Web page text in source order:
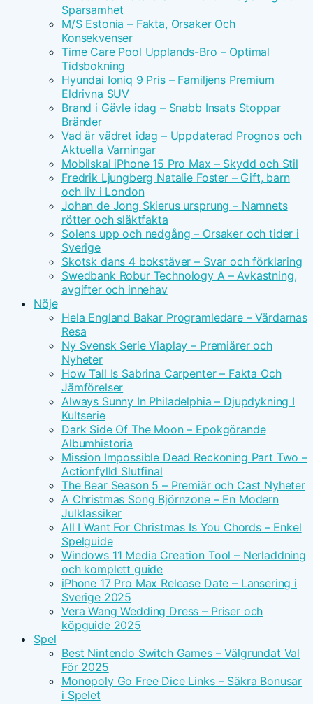
Sparsamhet
M/S Estonia – Fakta, Orsaker Och
Konsekvenser
Time Care Pool Upplands-Bro – Optimal
Tidsbokning
Hyundai Ioniq 9 Pris – Familjens Premium
Eldrivna SUV
Brand i Gävle idag – Snabb Insats Stoppar
Bränder
Vad är vädret idag – Uppdaterad Prognos och
Aktuella Varningar
Mobilskal iPhone 15 Pro Max – Skydd och Stil
Fredrik Ljungberg Natalie Foster – Gift, barn
och liv i London
Johan de Jong Skierus ursprung – Namnets
rötter och släktfakta
Solens upp och nedgång – Orsaker och tider i
Sverige
Skotsk dans 4 bokstäver – Svar och förklaring
Swedbank Robur Technology A – Avkastning,
avgifter och innehav
Nöje
Hela England Bakar Programledare – Värdarnas
Resa
Ny Svensk Serie Viaplay – Premiärer och
Nyheter
How Tall Is Sabrina Carpenter – Fakta Och
Jämförelser
Always Sunny In Philadelphia – Djupdykning I
Kultserie
Dark Side Of The Moon – Epokgörande
Albumhistoria
Mission Impossible Dead Reckoning Part Two –
Actionfylld Slutfinal
The Bear Season 5 – Premiär och Cast Nyheter
A Christmas Song Björnzone – En Modern
Julklassiker
All I Want For Christmas Is You Chords – Enkel
Spelguide
Windows 11 Media Creation Tool – Nerladdning
och komplett guide
iPhone 17 Pro Max Release Date – Lansering i
Sverige 2025
Vera Wang Wedding Dress – Priser och
köpguide 2025
Spel
Best Nintendo Switch Games – Välgrundat Val
För 2025
Monopoly Go Free Dice Links – Säkra Bonusar
i Spelet